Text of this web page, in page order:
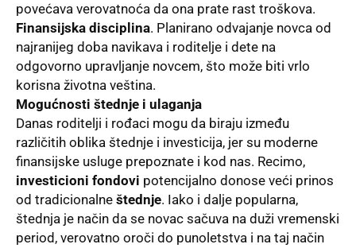
povećava verovatnoća da ona prate rast troškova.
Finansijska disciplina. Planirano odvajanje novca od
najranijeg doba navikava i roditelje i dete na
odgovorno upravljanje novcem, što može biti vrlo
korisna životna veština.
Mogućnosti štednje i ulaganja
Danas roditelji i rođaci mogu da biraju između
različitih oblika štednje i investicija, jer su moderne
finansijske usluge prepoznatе i kod nas. Recimo,
investicioni fondovi potencijalno donose veći prinos
od tradicionalne štednje. Iako i dalje popularna,
štednja je način da se novac sačuva na duži vremenski
period, verovatno oroči do punoletstva i na taj način